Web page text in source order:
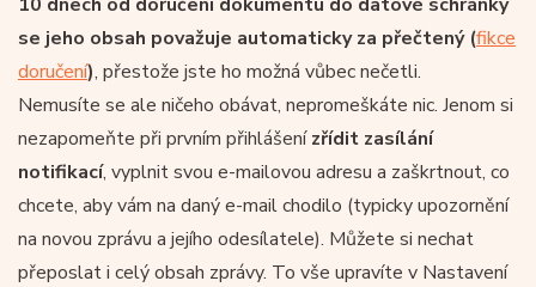
se jeho obsah považuje automaticky za přečtený (fikce
doručení), přestože jste ho možná vůbec nečetli.
Nemusíte se ale ničeho obávat, nepromeškáte nic. Jenom si
nezapomeňte při prvním přihlášenízřídit zasílání
notifikací, vyplnit svou e-mailovou adresu a zaškrtnout, co
chcete, aby vám na daný e-mail chodilo (typicky upozornění
na novou zprávu a jejího odesílatele). Můžete si nechat
přeposlat i celý obsah zprávy. To vše upravíte v Nastavení